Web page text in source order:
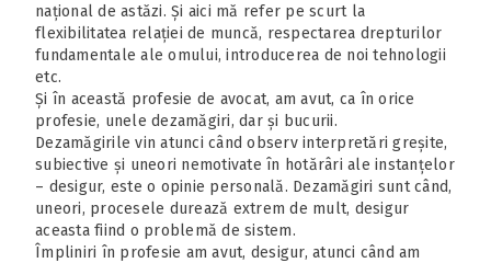
național de astăzi. Și aici mă refer pe scurt la
flexibilitatea relației de muncă, respectarea drepturilor
fundamentale ale omului, introducerea de noi tehnologii
etc.
Și în această profesie de avocat, am avut, ca în orice
profesie, unele dezamăgiri, dar și bucurii.
Dezamăgirile vin atunci când observ interpretări greșite,
subiective și uneori nemotivate în hotărâri ale instanțelor
– desigur, este o opinie personală. Dezamăgiri sunt când,
uneori, procesele durează extrem de mult, desigur
aceasta fiind o problemă de sistem.
Împliniri în profesie am avut, desigur, atunci când am